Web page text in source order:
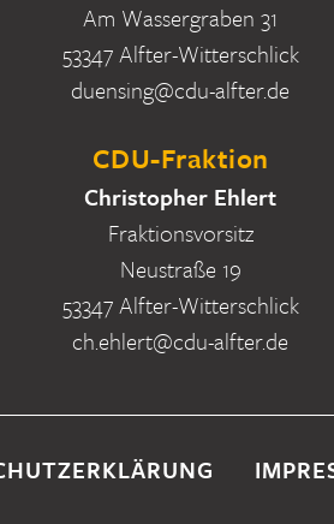
Am Wassergraben 31
53347 Alfter-Witterschlick
duensing@cdu-alfter.de
CDU-Fraktion
Christopher Ehlert
Fraktionsvorsitz
Neustraße 19
53347 Alfter-Witterschlick
ch.ehlert@cdu-alfter.de